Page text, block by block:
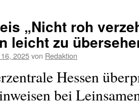
„Nicht roh
leicht zu
2025von Redaktion
Hessen
bei